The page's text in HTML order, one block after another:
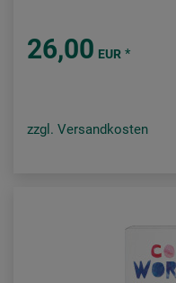
26,00 EUR *
zzgl. Versandkosten